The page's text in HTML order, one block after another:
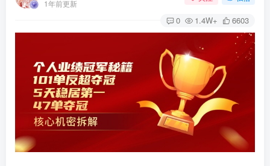
1年前更新
0 1.4W+ 6603